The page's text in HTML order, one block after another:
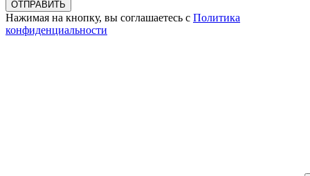
ОТПРАВИТЬ
Нажимая на кнопку, вы соглашаетесь с Политика
конфиденциальности